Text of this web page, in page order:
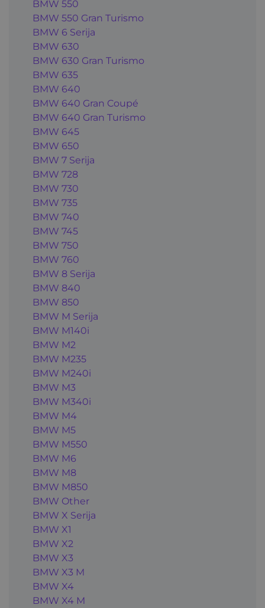
BMW 550
BMW 550 Gran Turismo
BMW 6 Serija
BMW 630
BMW 630 Gran Turismo
BMW 635
BMW 640
BMW 640 Gran Coupé
BMW 640 Gran Turismo
BMW 645
BMW 650
BMW 7 Serija
BMW 728
BMW 730
BMW 735
BMW 740
BMW 745
BMW 750
BMW 760
BMW 8 Serija
BMW 840
BMW 850
BMW M Serija
BMW M140i
BMW M2
BMW M235
BMW M240i
BMW M3
BMW M340i
BMW M4
BMW M5
BMW M550
BMW M6
BMW M8
BMW M850
BMW Other
BMW X Serija
BMW X1
BMW X2
BMW X3
BMW X3 M
BMW X4
BMW X4 M